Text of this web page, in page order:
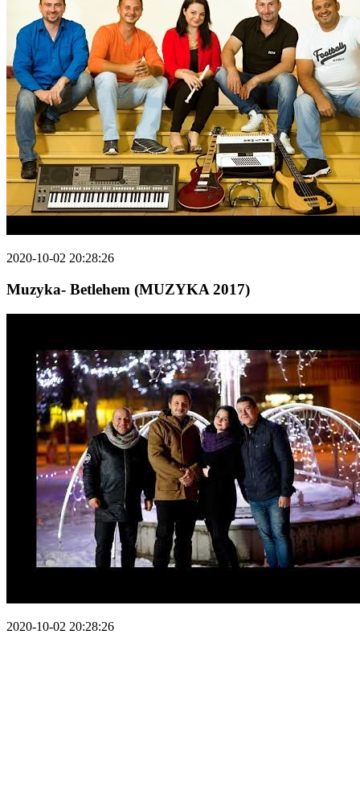
2020-10-02 20:28:26
Muzyka- Betlehem (MUZYKA 2017)
2020-10-02 20:28:26